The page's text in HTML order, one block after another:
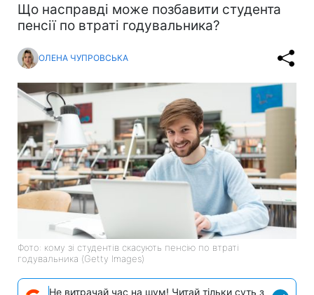
Що насправді може позбавити студента
пенсії по втраті годувальника?
ОЛЕНА ЧУПРОВСЬКА
Фото: кому зі студентів скасують пенсію по втраті
годувальника (Getty Imagеs)
Не витрачай час на шум! Читай тільки суть з